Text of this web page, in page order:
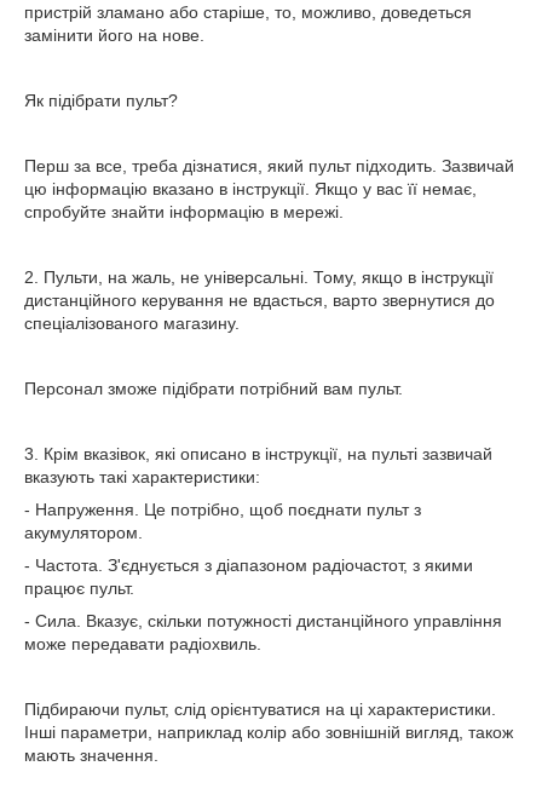
пристрій зламано або старіше, то, можливо, доведеться
замінити його на нове.
Як підібрати пульт?
Перш за все, треба дізнатися, який пульт підходить. Зазвичай
цю інформацію вказано в інструкції. Якщо у вас її немає,
спробуйте знайти інформацію в мережі.
2. Пульти, на жаль, не універсальні. Тому, якщо в інструкції
дистанційного керування не вдасться, варто звернутися до
спеціалізованого магазину.
Персонал зможе підібрати потрібний вам пульт.
3. Крім вказівок, які описано в інструкції, на пульті зазвичай
вказують такі характеристики:
- Напруження. Це потрібно, щоб поєднати пульт з
акумулятором.
- Частота. З'єднується з діапазоном радіочастот, з якими
працює пульт.
- Сила. Вказує, скільки потужності дистанційного управління
може передавати радіохвиль.
Підбираючи пульт, слід орієнтуватися на ці характеристики.
Інші параметри, наприклад колір або зовнішній вигляд, також
мають значення.